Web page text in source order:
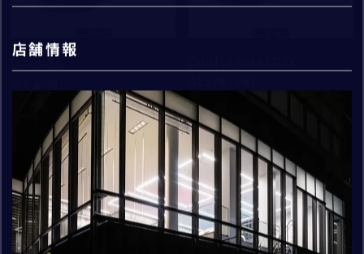
コーンズ・モータースについて
代表挨拶
社会貢献活動（MAKE A MOVEMENT）について
Urus SE
42,230,000
走行距離：
140
ランボルギーニ芝 ショールーム
支払総額
27,900,000
2023
走行距離：
8,332
ベントレー東京 芝ショールーム
cc
kg
機関・電装類・車体・内装など150項目以
店舗情報
「 お問い合わせにおける個人情報の取扱いについて
を
必ずお読みください。
同意する